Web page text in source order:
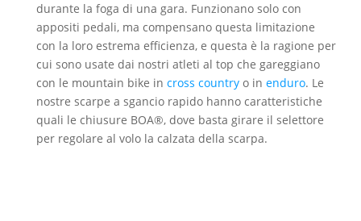
durante la foga di una gara. Funzionano solo con
appositi pedali, ma compensano questa limitazione
con la loro estrema efficienza, e questa è la ragione per
cui sono usate dai nostri atleti al top che gareggiano
con le mountain bike in cross country o in enduro. Le
nostre scarpe a sgancio rapido hanno caratteristiche
quali le chiusure BOA®, dove basta girare il selettore
per regolare al volo la calzata della scarpa.